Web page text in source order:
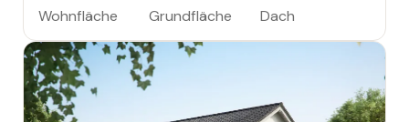
Wohnfläche Grundfläche Dach